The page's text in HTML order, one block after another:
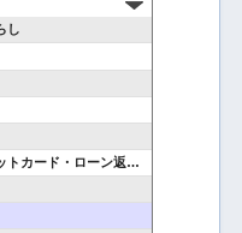
し
ローン返済で悩んでいる方へ